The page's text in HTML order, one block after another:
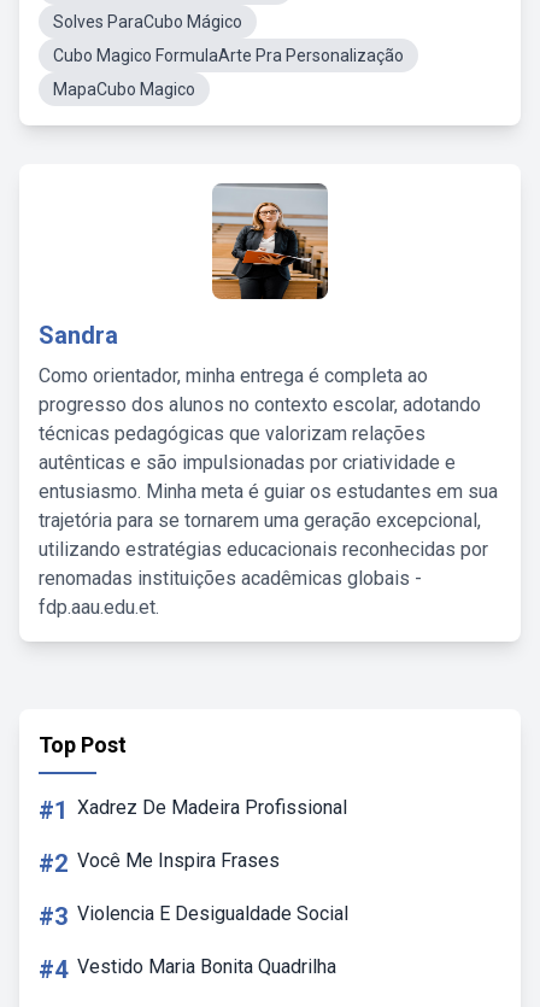
Solves ParaCubo Mágico
Cubo Magico FormulaArte Pra Personalização
MapaCubo Magico
Sandra
Como orientador, minha entrega é completa ao
progresso dos alunos no contexto escolar, adotando
técnicas pedagógicas que valorizam relações
autênticas e são impulsionadas por criatividade e
entusiasmo. Minha meta é guiar os estudantes em sua
trajetória para se tornarem uma geração excepcional,
utilizando estratégias educacionais reconhecidas por
renomadas instituições acadêmicas globais -
fdp.aau.edu.et.
Top Post
#1 Xadrez De Madeira Profissional
#2 Você Me Inspira Frases
#3 Violencia E Desigualdade Social
#4 Vestido Maria Bonita Quadrilha